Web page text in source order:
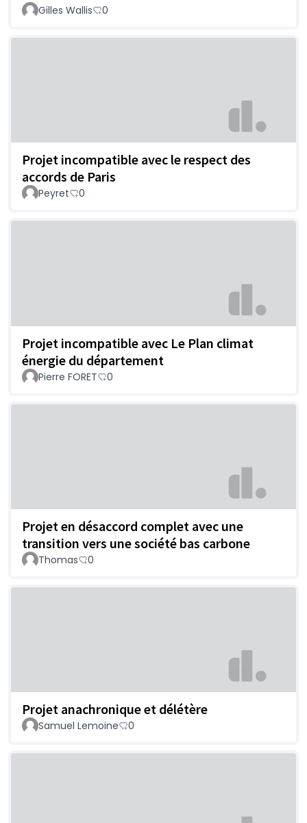
Gilles Wallis 0
Projet incompatible avec le respect des
accords de Paris
Peyret 0
Projet incompatible avec Le Plan climat
énergie du département
Pierre FORET 0
Projet en désaccord complet avec une
transition vers une société bas carbone
Thomas 0
Projet anachronique et délétère
Samuel Lemoine 0